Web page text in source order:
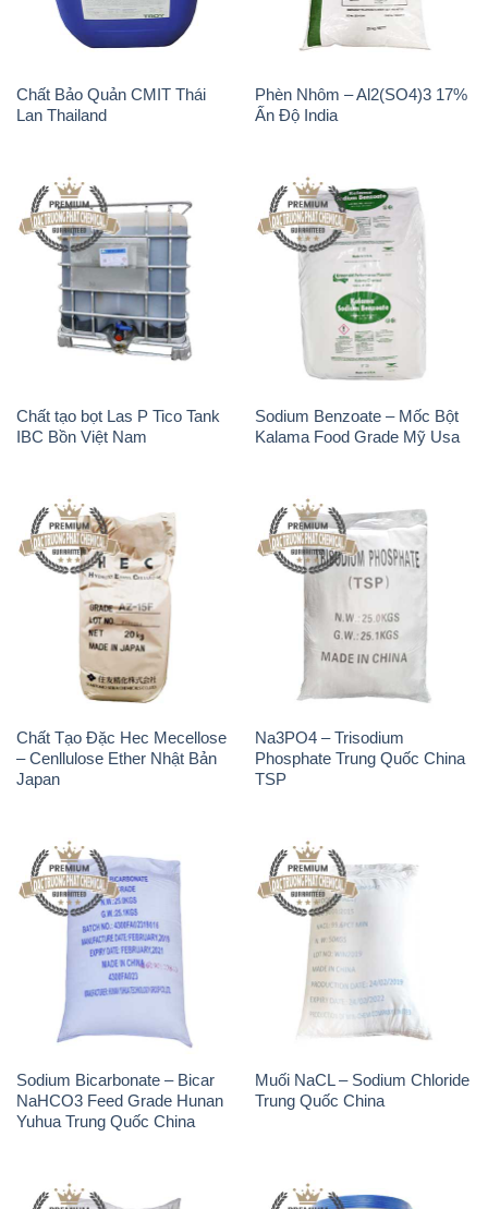
Chất tạo bọt Las P Tico Tank
IBC Bồn Việt Nam
Sodium Benzoate – Mốc Bột
Kalama Food Grade Mỹ Usa
Chất Tạo Đặc Hec Mecellose
– Cenllulose Ether Nhật Bản
Phosphate Trung Quốc China
Sodium Bicarbonate – Bicar
NaHCO3 Feed Grade Hunan
Yuhua Trung Quốc China
Muối NaCL – Sodium Chloride
Trung Quốc China